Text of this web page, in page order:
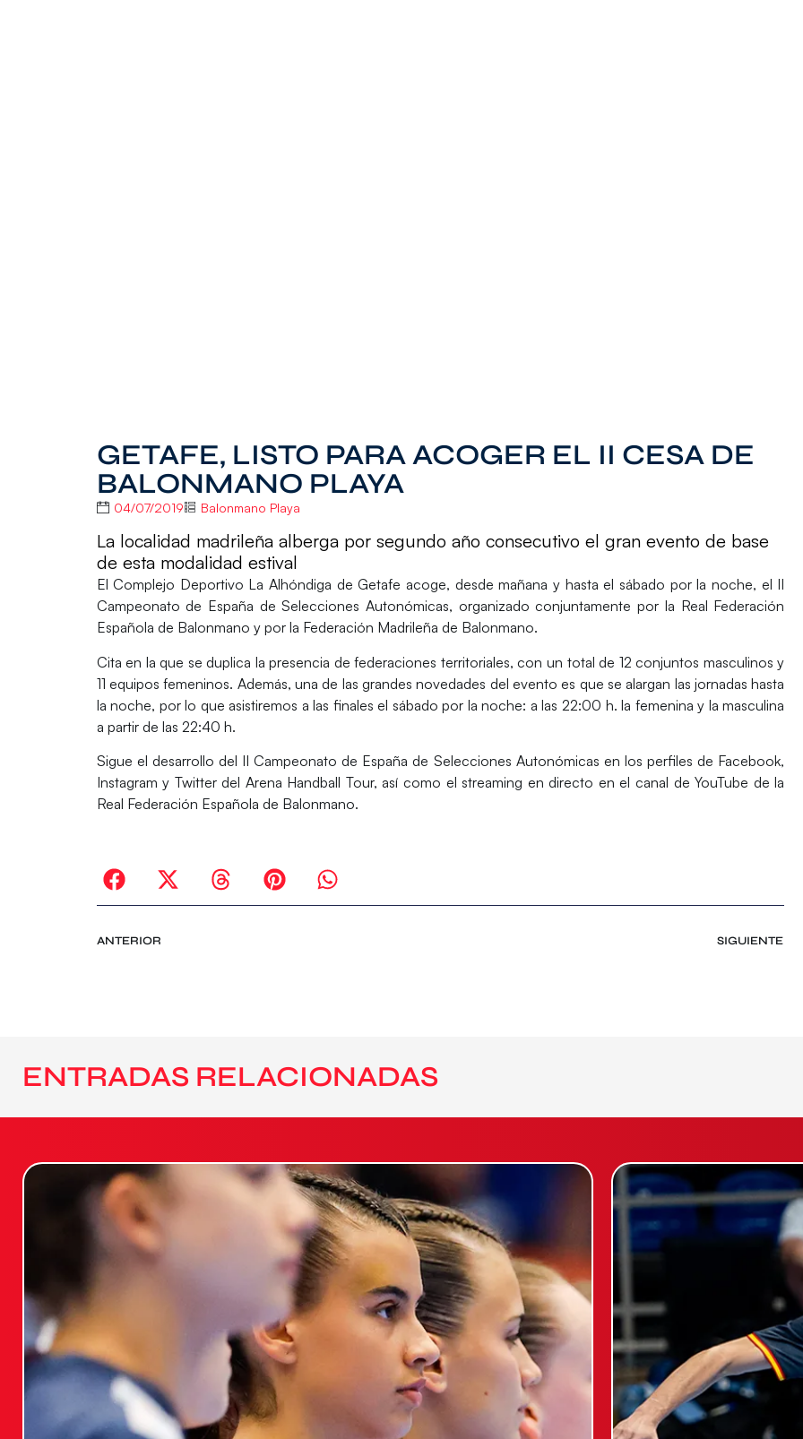
GETAFE, LISTO PARA ACOGER EL II CESA DE
BALONMANO PLAYA
04/07/2019 Balonmano Playa
La localidad madrileña alberga por segundo año consecutivo el gran evento de base
de esta modalidad estival
ElComplejo Deportivo La Alhóndiga de Getafe acoge, desde mañana y hasta el sábado por la noche, el II
Campeonato de España de Selecciones Autonómicas, organizado conjuntamente por la Real Federación
Española de Balonmano y por la Federación Madrileña de Balonmano.
Cita en la que se duplica la presencia de federaciones territoriales, con un total de 12 conjuntos masculinos y
11 equipos femeninos. Además, una de las grandes novedades del evento es que se alargan las jornadas hasta
la noche, por lo que asistiremos a las finales el sábado por la noche: a las 22:00 h. la femenina y la masculina
a partir de las 22:40 h.
Sigue el desarrollo del II Campeonato de España de Selecciones Autonómicas en los perfiles de Facebook,
Instagram y Twitter del Arena Handball Tour, así como el streaming en directo en el canal de YouTube de la
Real Federación Española de Balonmano.
ANTERIOR SIGUIENTE
ENTRADAS RELACIONADAS